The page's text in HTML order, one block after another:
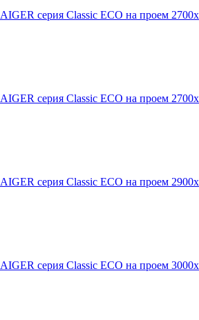
серия Classic ECO на проем
серия Classic ECO на проем
серия Classic ECO на проем
серия Classic ECO на проем